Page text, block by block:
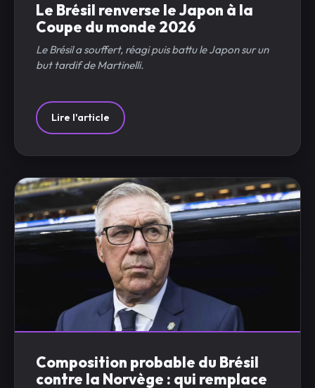
Le Brésil renverse le Japon à la
Coupe du monde 2026
Le Brésil a souffert, réagi puis battu le Japon sur un
but tardif de Martinelli.
Lire l'article
Composition probable du Brésil
contre la Norvège : qui remplace